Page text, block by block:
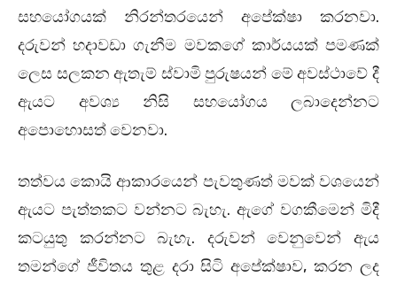
සහයෝගයක් නිරන්තරයෙන් අපේක්ෂා කරනවා.
දරුවන් හදාවඩා ගැනීම මවකගේ කාර්යයක් පමණක්
ලෙස සලකන ඇතැම් ස්වාමි පුරුෂයන් මේ අවස්ථාවේ දී
ඇයට අවශ්‍ය නිසි සහයෝගය ලබාදෙන්නට
අපොහොසත් වෙනවා.
තත්වය කොයි ආකාරයෙන් පැවතුණත් මවක් වශයෙන්
ඇයට පැත්තකට ‍වන්නට බැහැ. ඇගේ වගකීමෙන් මිදී
කටයුතු කරන්නට බැහැ. දරුවන් වෙනුවෙන් ඇය
තමන්ගේ ජීවිතය තුළ දරා සිටි අපේක්ෂාව, කරන ලද